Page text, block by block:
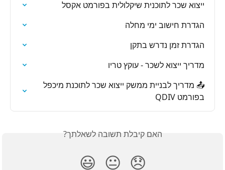
ייצוא שכר לתוכנית שיקלולית בפורמט אקסל
הגדרת חישוב ימי מחלה
הגדרת זמן נדרש בתקן
מדריך ייצוא לשכר - עוקץ טריו
📤 מדריך לבניית ממשק ייצוא שכר לתוכנת מיכפל
בפורמט QDIV
האם קיבלת תשובה לשאלתך?
😞
😐
😃